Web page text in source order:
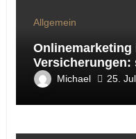
Allgemein
Onlinemarketing
Versicherungen:
Michael 25.